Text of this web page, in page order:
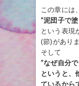
この章には、
”泥団子で
という表現
(節)がありま
そして
”なぜ自分
というと、
ているから